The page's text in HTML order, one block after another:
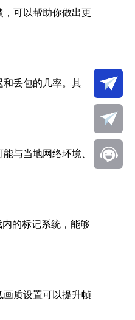
可以帮助你做出更
和丢包的几率。其
与当地网络环境、
的标记系统，能够
画质设置可以提升帧